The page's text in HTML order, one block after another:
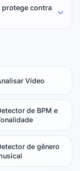
protege contra
Vídeo
de BPM e
de gênero